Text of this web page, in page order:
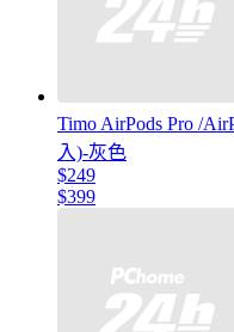
Timo AirPods Pro /
入)-灰色
$249
$399